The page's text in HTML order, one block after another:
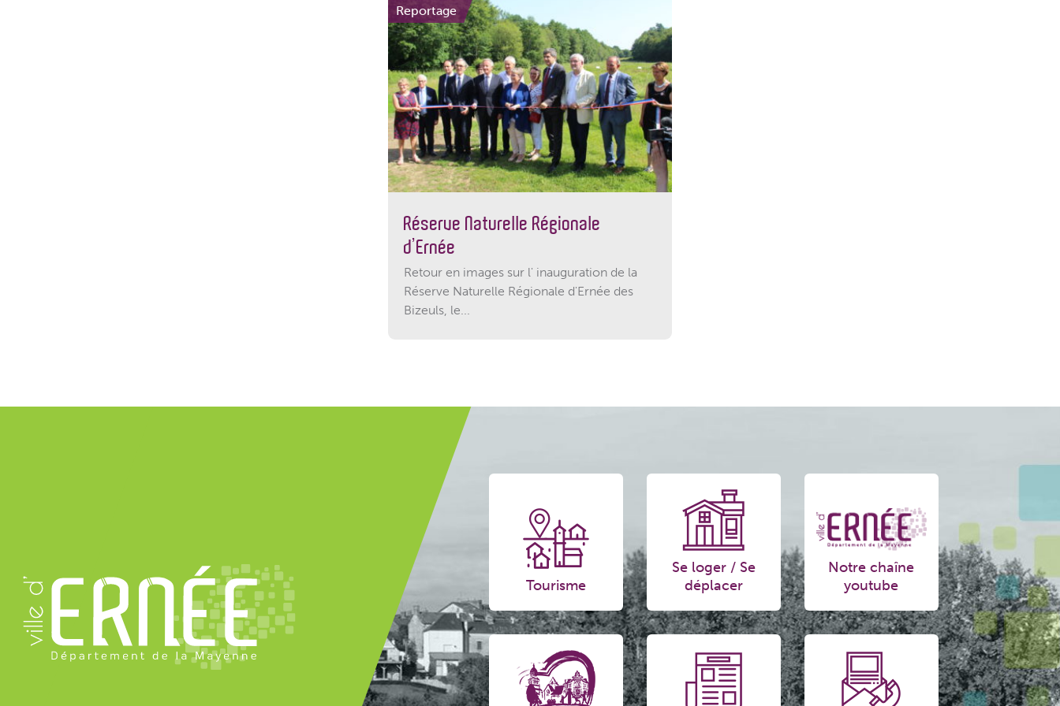
Reportage
Réserve Naturelle Régionale
d’Ernée
Retour en images sur l' inauguration de la
Réserve Naturelle Régionale d'Ernée des
Bizeuls, le...
Tourisme
Se loger / Se
déplacer
Notre chaîne
youtube